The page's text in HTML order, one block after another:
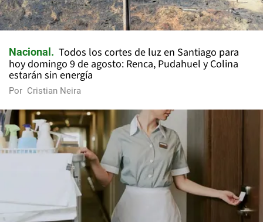
Nacional
Todos los cortes de luz en Santiago para
hoy domingo 9 de agosto: Renca, Pudahuel y Colina
estarán sin energía
Por Cristian Neira